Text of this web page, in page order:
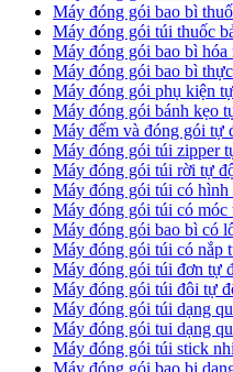
Máy đóng gói bao bì
Máy đóng gói túi thuốc
Máy đóng gói bao bì hóa
Máy đóng gói bao bì
Máy đóng gói phụ kiện
Máy đóng gói bánh kẹo
Máy đếm và đóng gói tự
Máy đóng gói túi zipper
Máy đóng gói túi rời tự
Máy đóng gói túi có hình
Máy đóng gói túi có móc
Máy đóng gói bao bì có
Máy đóng gói túi có nắp
Máy đóng gói túi đơn tự
Máy đóng gói túi đôi tự
Máy đóng gói túi dạng
Máy đóng gói tui dạng
Máy đóng gói túi stick
Máy đóng gói bao bi